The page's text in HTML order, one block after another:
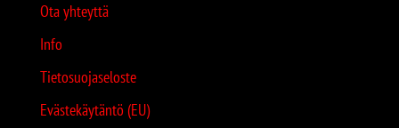
Ota yhteyttä
Info
Tietosuojaseloste
Evästekäytäntö (EU)